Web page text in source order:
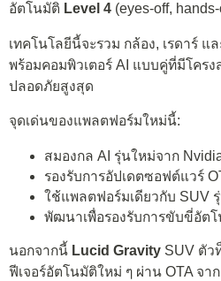
อัตโนมัติ Level 4 (eyes-off,
เทคโนโลยีนี้จะรวม กล้อง, เรดาร์ แ
พร้อมคอมพิวเตอร์ AI แบบคู่ที่มีโคร
ปลอดภัยสูงสุด
จุดเด่นของแพลตฟอร์มใหม่นี้:
สมองกล AI รุ่นใหม่จาก
รองรับการอัปเดตซอฟต์แวร์
ใช้แพลตฟอร์มเดียวกับ SUV
พัฒนาเพื่อรองรับการขับขี่อัต
นอกจากนี้ Lucid Gravity SUV ตัว
ฟีเจอร์อัตโนมัติใหม่ ๆ ผ่าน OTA จา